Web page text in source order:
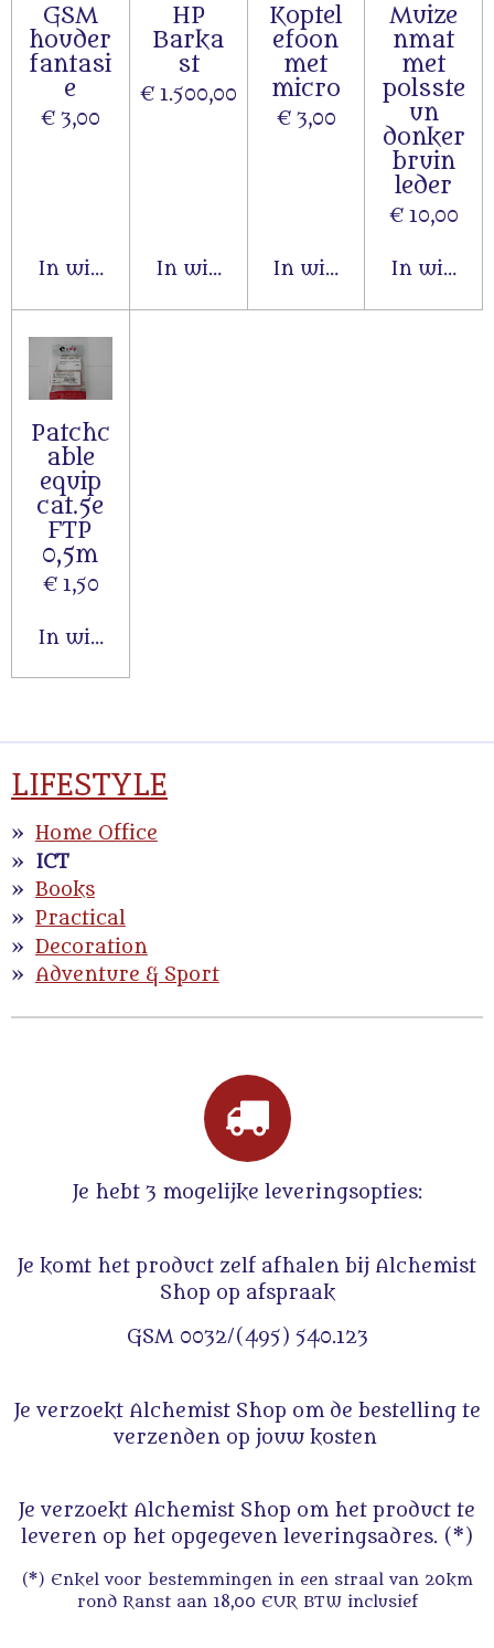
GSM
houder
fantasi
e
€ 3,00
In winkelwagen
HP
Barka
st
€ 1.500,00
In winkelwagen
Koptel
efoon
met
micro
€ 3,00
In winkelwagen
Muize
nmat
met
polsste
un
donker
bruin
leder
€ 10,00
In
Patchc
able
equip
cat.5e
FTP
0,5m
€ 1,50
In winkelwagen
LIFESTYLE
Home Office
ICT
Books
Practical
Decoration
Adventure & Sport
Je hebt 3 mogelijke leveringsopties:
Je komt het product zelf afhalen bij Alchemist
Shop op afspraak
GSM 0032/(495) 540.123
Je verzoekt Alchemist Shop om de bestelling te
verzenden op jouw kosten
Je verzoekt Alchemist Shop om het product te
leveren op het opgegeven leveringsadres. (*)
(*) Enkel voor bestemmingen in een straal van 20km
rond Ranst aan 18,00 EUR BTW inclusief